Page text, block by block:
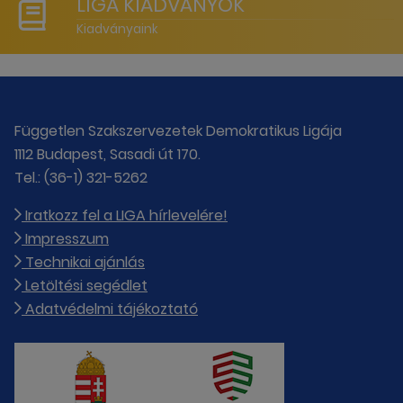
Kiadványaink
Független Szakszervezetek Demokratikus Ligája
1112 Budapest, Sasadi út 170.
Tel.: (36-1) 321-5262
Iratkozz fel a LIGA hírlevelére!
Impresszum
Technikai ajánlás
Letöltési segédlet
Adatvédelmi tájékoztató